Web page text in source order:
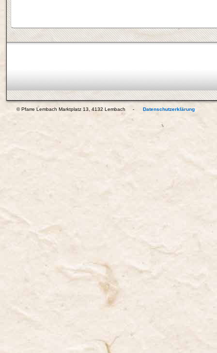
© Pfarre Lembach Marktplatz 13, 4132 Lembach - Datenschutzerklärung